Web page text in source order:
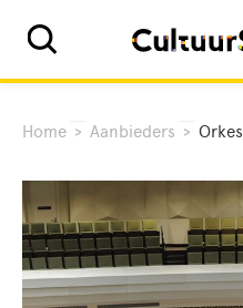
Home > Aanbieders >